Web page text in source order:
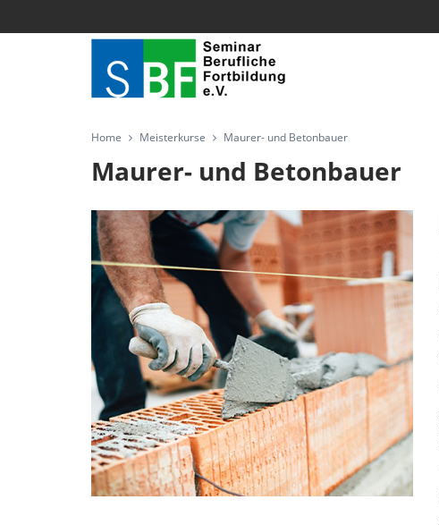
Home Meisterkurse Maurer- und Betonbauer
Maurer- und Betonbauer